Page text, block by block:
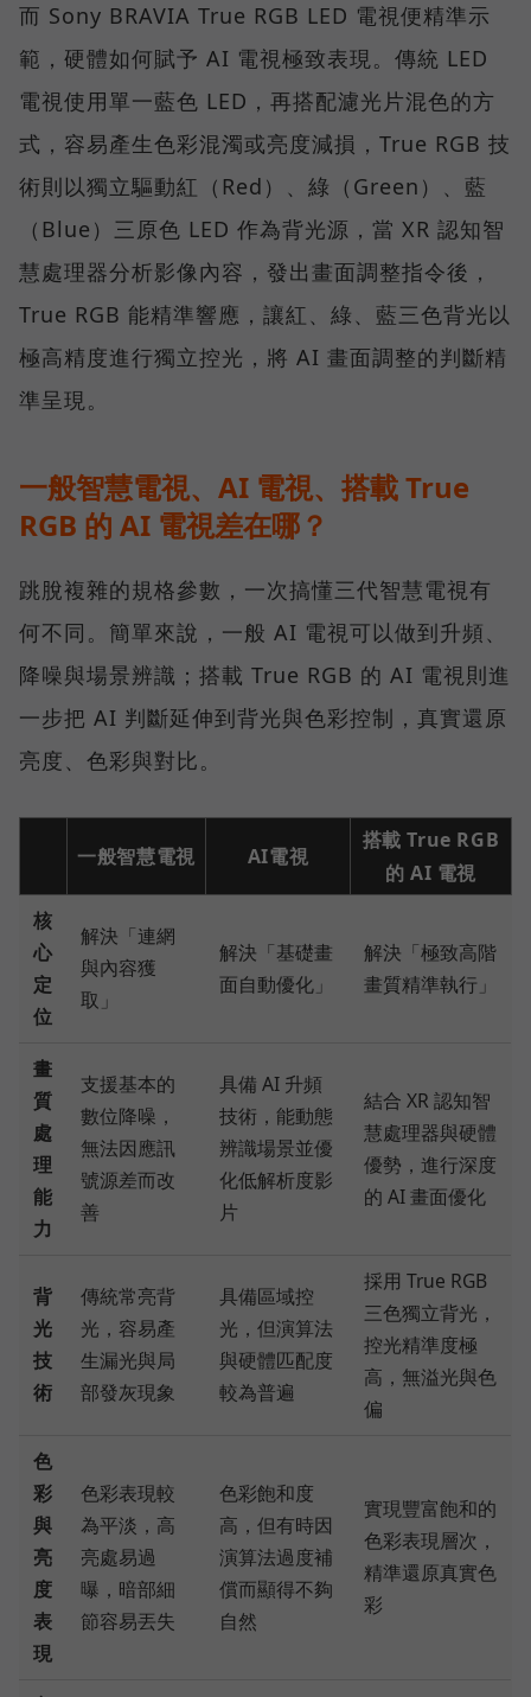
而 Sony BRAVIA True RGB LED 電視便精準示
範，硬體如何賦予 AI 電視極致表現。傳統 LED
電視使用單一藍色 LED，再搭配濾光片混色的方
式，容易產生色彩混濁或亮度減損，True RGB 技
術則以獨立驅動紅（Red）、綠（Green）、藍
（Blue）三原色 LED 作為背光源，當 XR 認知智
慧處理器分析影像內容，發出畫面調整指令後，
True RGB 能精準響應，讓紅、綠、藍三色背光以
極高精度進行獨立控光，將 AI 畫面調整的判斷精
準呈現。
一般智慧電視、AI 電視、搭載 True
RGB 的 AI 電視差在哪？
跳脫複雜的規格參數，一次搞懂三代智慧電視有
何不同。簡單來說，一般 AI 電視可以做到升頻、
降噪與場景辨識；搭載 True RGB 的 AI 電視則進
一步把 AI 判斷延伸到背光與色彩控制，真實還原
亮度、色彩與對比。
一般智慧電視 AI電視
搭載 True RGB
的 AI 電視
核
心
定
位
解決「連網
與內容獲
取」
解決「基礎畫
面自動優化」
解決「極致高階
畫質精準執行」
畫
質
處
理
能
力
支援基本的
數位降噪，
無法因應訊
號源差而改
善
具備 AI 升頻
技術，能動態
辨識場景並優
化低解析度影
片
結合 XR 認知智
慧處理器與硬體
優勢，進行深度
的 AI 畫面優化
背
光
技
術
傳統常亮背
光，容易產
生漏光與局
部發灰現象
具備區域控
光，但演算法
與硬體匹配度
較為普遍
採用 True RGB
三色獨立背光，
控光精準度極
高，無溢光與色
偏
色
彩
與
亮
度
表
現
色彩表現較
為平淡，高
亮處易過
曝，暗部細
節容易丟失
色彩飽和度
高，但有時因
演算法過度補
償而顯得不夠
自然
實現豐富飽和的
色彩表現層次，
精準還原真實色
彩